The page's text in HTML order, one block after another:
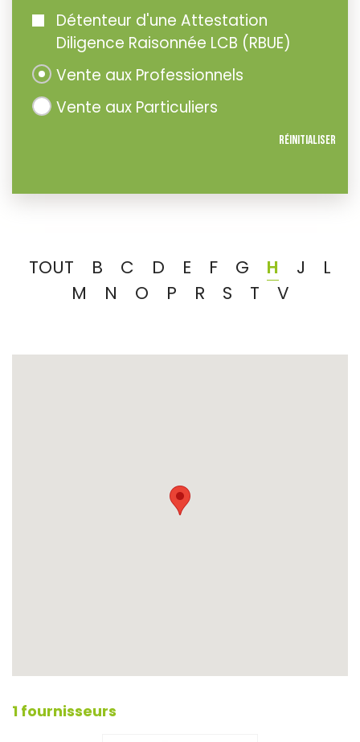
Détenteur d'une Attestation
Diligence Raisonnée LCB (RBUE)
Vente aux Professionnels
Vente aux Particuliers
Réinitialiser
TOUT B C D E F G H J
L
M
N O P R S T V
1 fournisseurs